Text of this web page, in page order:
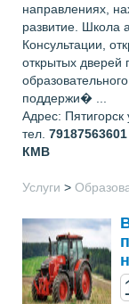
направлениях,
развитие. Школа
Консультации,
открытых дверей
поддержи� ...
Адрес: Пятигорск
тел. 79187563601
КМВ
Услуги >